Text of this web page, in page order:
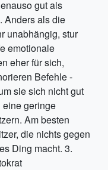
gut als
Anders als die
unabhängig, stur
emotionale
eher für sich,
Befehle -
sie sich nicht gut
geringe
Am besten
die nichts gegen
Ding macht. 3.